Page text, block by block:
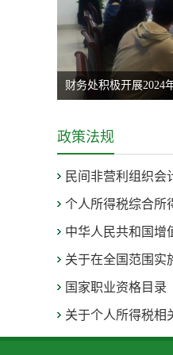
财务处积极开展2024
政策法规
民间非营利组织会
个人所得税综合所
中华人民共和国增
关于在全国范围实
国家职业资格目录
关于个人所得税相